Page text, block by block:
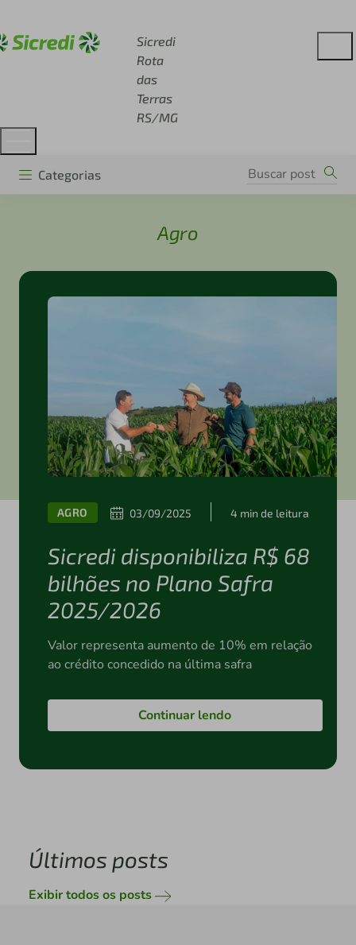
Sicredi
Rota
das
Terras
RS/MG
Categorias
Agro
AGRO 03/09/2025 4 min de leitura
Sicredi disponibiliza R$ 68
bilhões no Plano Safra
2025/2026
Valor representa aumento de 10% em relação
ao crédito concedido na última safra
Continuar lendo
Últimos posts
Exibir todos os posts